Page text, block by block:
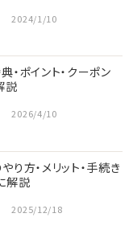
2024/1/10
・ポイント・クーポン
説
2026/4/10
り方・メリット・手続き
解説
2025/12/18